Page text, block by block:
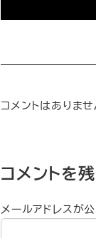
コメントはありませ
コメントを
メールアドレスが